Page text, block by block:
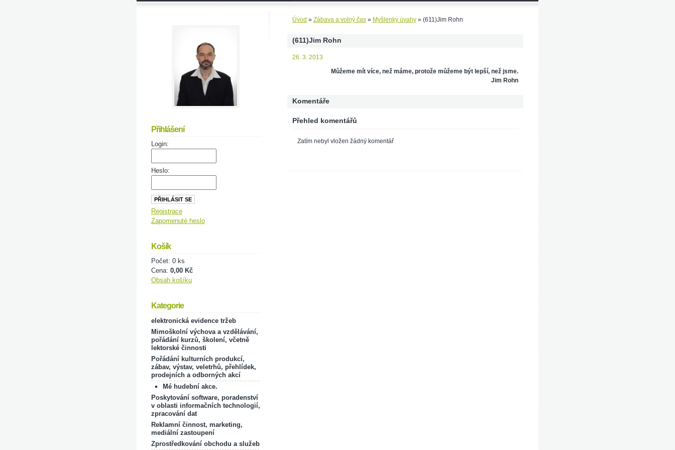
Úvod » Zábava a volný čas » Myšlenky úvahy » (611)Jim Rohn
(611)Jim Rohn
26. 3. 2013
Můžeme mít více, než máme, protože můžeme být lepší, než jsme.
Jim Rohn
Komentáře
Přehled komentářů
Zatím nebyl vložen žádný komentář
Přihlášení
Login:
Heslo:
Registrace
Zapomenuté heslo
Košík
Počet: 0 ks
Cena: 0,00 Kč
Obsah košíku
Kategorie
elektronická evidence tržeb
Mimoškolní výchova a vzdělávání,
pořádání kurzů, školení, včetně
lektorské činnosti
Pořádání kulturních produkcí,
zábav, výstav, veletrhů, přehlídek,
prodejních a odborných akcí
Mé hudební akce.
Poskytování software, poradenství
v oblasti informačních technologií,
zpracování dat
Reklamní činnost, marketing,
mediální zastoupení
Zprostředkování obchodu a služeb